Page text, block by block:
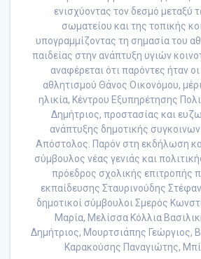
ενισχύοντας τον δεσμό μεταξύ
σωματείου και της τοπικής
υπογραμμίζοντας τη σημασία του
παιδείας στην ανάπτυξη υγιών
αναφέρεται ότι παρόντες ήταν
αθλητισμού Θάνος Οικονόμου,
ηλικία, Κέντρου Εξυπηρέτησης
Δημήτριος, προστασίας και
ανάπτυξης δημοτικής
Απόστολος. Παρόν στη εκδήλωση
σύμβουλος νέας γενιάς και
πρόεδρος σχολικής επιτροπής
εκπαίδευσης Σταυρινούδης
δημοτικοί σύμβουλοι Σμερός
Μαρία, Μελίσσα Κόλλια
Δημήτριος, Μουρτσιάπης Γεώργιος,
Καρακούσης Παναγιώτης,